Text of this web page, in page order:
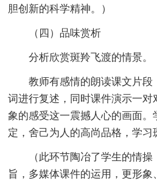
胆创新的科学精神。）
（四）品味赏析
分析欣赏斑羚飞渡的情景。
教师有感情的朗读课文片段
词进行复述，同时课件演示一
象的感受这一震撼人心的画面
定，舍己为人的高尚品格，学习
（此环节陶冶了学生的情操
旨，多媒体课件的运用，更形象